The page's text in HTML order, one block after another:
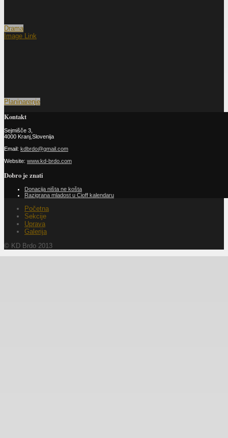
Drama
Image Link
Planinarenje
Kontakt
Sejmišče 3,
4000 Kranj,Slovenija
Email: kdbrdo@gmail.com
Website: www.kd-brdo.com
Dobro je znati
Donacija ništa ne košta
Razigrana mladost u Cioff kalendaru
Početna
Sekcije
Uprava
Galerija
© KD Brdo 2013